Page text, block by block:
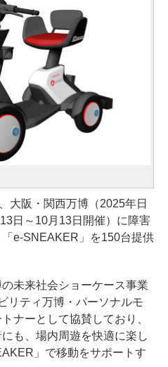
大阪・関西万博（2025年日
日～10月13日開催）に障害
e-SNEAKER」を150台提供
未来社会ショーケース事業
リティ万博・パーソナルモ
ナーとして協賛しており、
も、場内周遊を快適に楽し
」で移動をサポートす